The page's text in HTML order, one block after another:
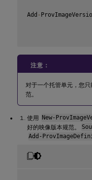
Add -
注意：
对于一个托管单元，您
范。
使用 New-
好的映像版本规范。
Add-